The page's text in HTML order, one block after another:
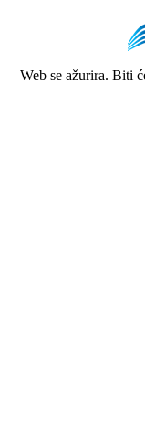
Web se ažurira. Biti